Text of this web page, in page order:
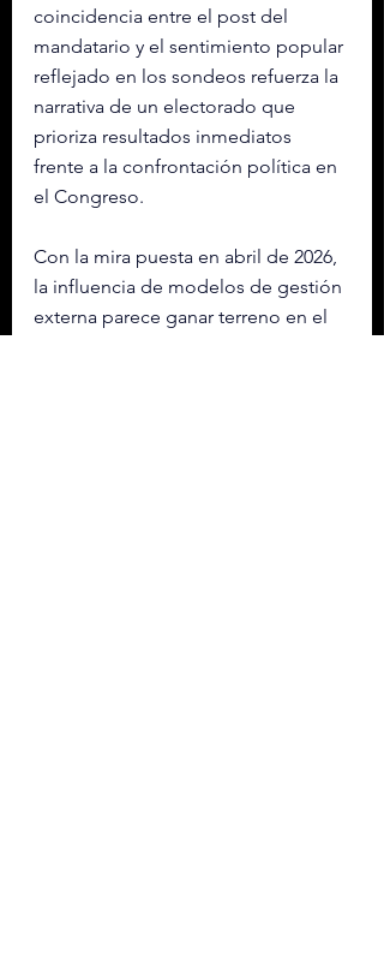
coincidencia entre el post del
mandatario y el sentimiento popular
reflejado en los sondeos refuerza la
narrativa de un electorado que
prioriza resultados inmediatos
frente a la confrontación política en
el Congreso.
Con la mira puesta en abril de 2026,
la influencia de modelos de gestión
externa parece ganar terreno en el